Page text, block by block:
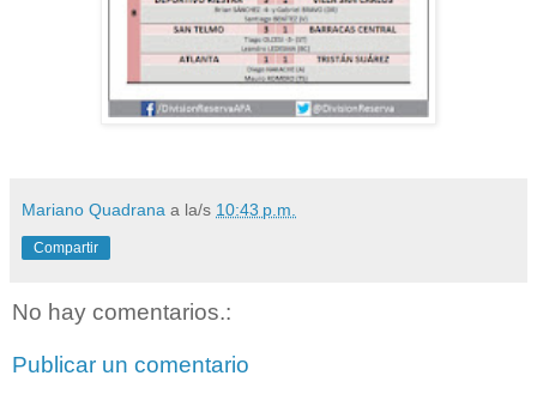
Mariano Quadrana a la/s 10:43 p.m.
Compartir
No hay comentarios.:
Publicar un comentario